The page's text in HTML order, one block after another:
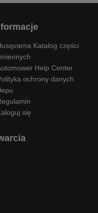
Katalog części
Help Center
ochrony danych
się